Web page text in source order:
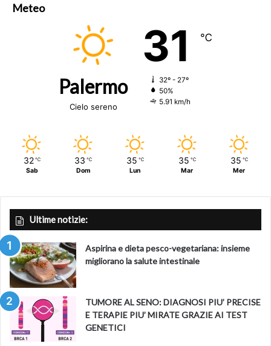
Meteo
Palermo
Cielo sereno
31 ℃
32º - 27º
50%
5.91 km/h
32 ℃
Sab
33 ℃
Dom
35 ℃
Lun
35 ℃
Mar
35 ℃
Mer
Ultime notizie:
Aspirina e dieta pesco-vegetariana: insieme
migliorano la salute intestinale
TUMORE AL SENO: DIAGNOSI PIU’ PRECISE
E TERAPIE PIU’ MIRATE GRAZIE AI TEST
GENETICI